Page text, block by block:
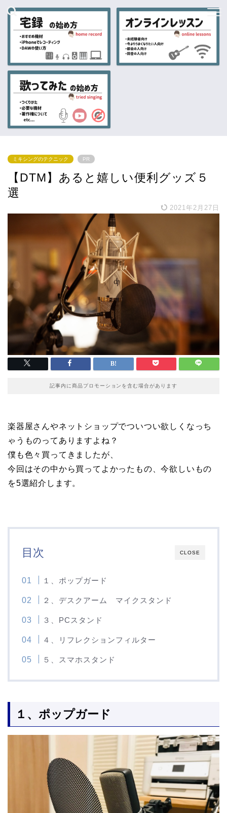
ミキシングのテクニック PR
【DTM】あると嬉しい便利グッズ５
選
2021年2月27日
記事内に商品プロモーションを含む場合があります
楽器屋さんやネットショップでついつい欲しくなっち
ゃうものってありますよね？
僕も色々買ってきましたが、
今回はその中から買ってよかったもの、今欲しいもの
を5選紹介します。
CLOSE
目次
１、ポップガード
２、デスクアーム マイクスタンド
３、PCスタンド
４、リフレクションフィルター
５、スマホスタンド
１、ポップガード